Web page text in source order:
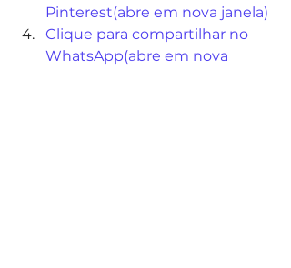
Pinterest(abre em nova janela)
Clique para compartilhar no
WhatsApp(abre em nova